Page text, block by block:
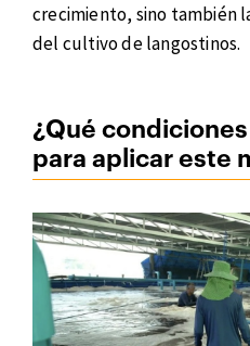
crecimiento, sino también
del cultivo de langostinos.
¿Qué
para aplicar este